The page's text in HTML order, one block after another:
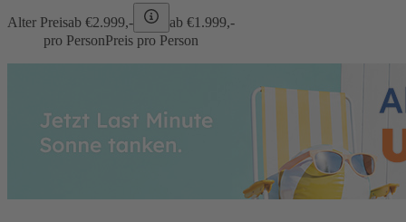
Alter Preisab €2.999,- ab €1.999,-
pro PersonPreis pro Person